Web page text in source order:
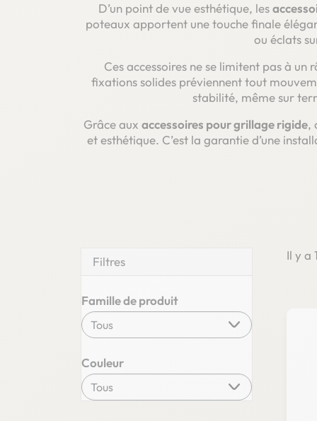
D’un point de vue esthétique, les
poteaux apportent une touche finale
ou éclats
Ces accessoires ne se limitent pas à
fixations solides préviennent tout
stabilité, même sur
Grâce aux accessoires pour grillage rigide,
et esthétique. C’est la garantie d’une
Filtres
Famille de produit
Couleur
Il y a